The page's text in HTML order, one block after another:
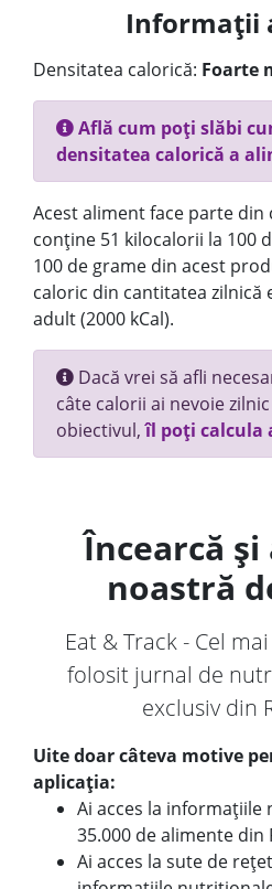
Informații
Densitatea calorică: Foarte
Află cum poți slăbi
densitatea calorică a
Acest aliment face parte din
conține 51 kilocalorii la 100
100 de grame din acest
caloric din cantitatea
adult (2000 kCal).
Dacă vrei să afli
câte calorii ai nevoie
obiectivul,îl poți calcula
Încearcă
noastră
Eat & Track - Cel
folosit jurnal de
exclusiv din
Uite doar câteva motive
aplicația:
Ai acces la
35.000 de alimente din
Ai acces la sute de